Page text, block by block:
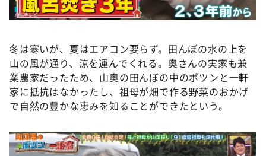
冬は寒いが、夏はエアコン要らず。田んぼの水の上を
山の風が通り、涼を運んでくれる。奥さんの実家も兼
業農家だったため、山奥の田んぼの中のポツンと一軒
家に抵抗はなかったし、祖母が畑で作る野菜のおかげ
で自然の豊かな恵みを知ることができたという。